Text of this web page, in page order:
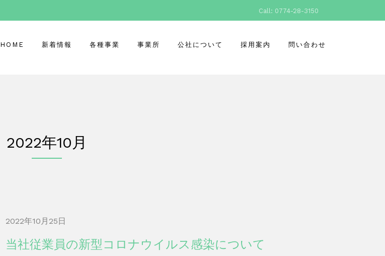
Call: 0774-28-3150
HOME 新着情報 各種事業 事業所 公社について 採用案内 問い合わせ
2022年10月
2022年10月25日
当社従業員の新型コロナウイルス感染について